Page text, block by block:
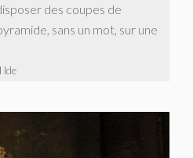
des coupes de
sans un mot, sur une
Ide